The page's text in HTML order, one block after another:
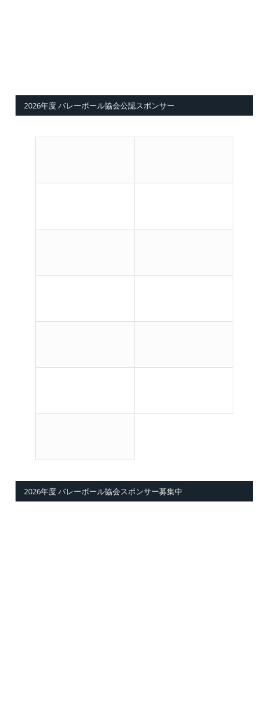
2026年度 バレーボール協会公認スポンサー
2026年度 バレーボール協会スポンサー募集中